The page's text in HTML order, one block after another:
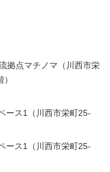
拠点マチノマ（川西市栄
ース1（川西市栄町25-
ース1（川西市栄町25-